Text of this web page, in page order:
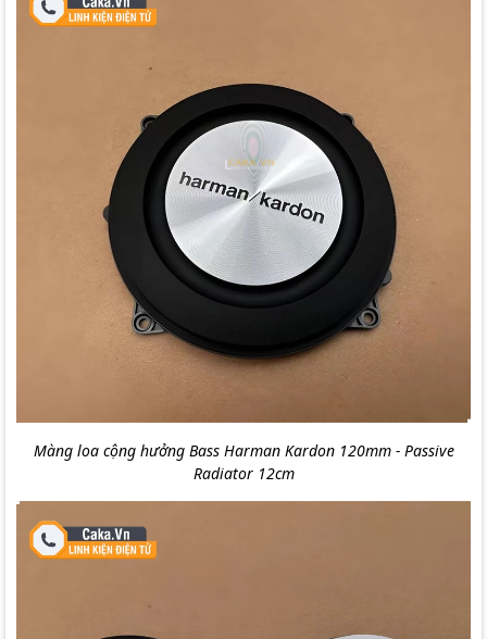
Màng loa cộng hưởng Bass Harman Kardon 120mm - Passive
Radiator 12cm